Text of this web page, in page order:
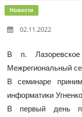
Новости
02.11.2022
В п.
Межрегиональный
В семинаре
информатики
В первый день